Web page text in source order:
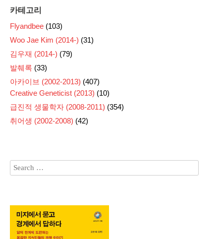
카테고리
Flyandbee (103)
Woo Jae Kim (2014-) (31)
김우재 (2014-) (79)
발췌록 (33)
아카이브 (2002-2013) (407)
Creative Geneticist (2013) (10)
급진적 생물학자 (2008-2011) (354)
취어생 (2002-2008) (42)